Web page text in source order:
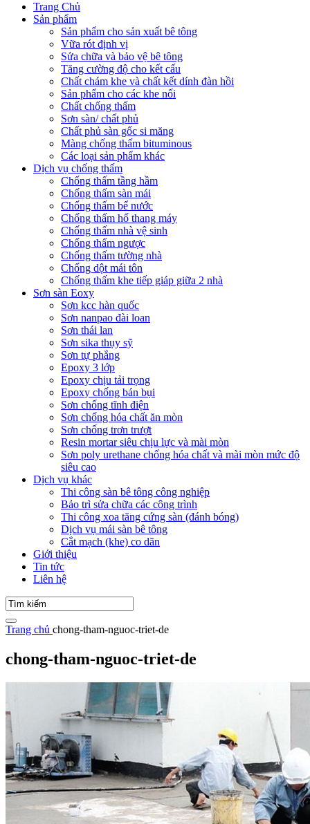
Trang Chủ
Sản phẩm
Sản phẩm cho sản xuất bê tông
Vữa rót định vị
Sửa chữa và bảo vệ bê tông
Tăng cường độ cho kết cấu
Chất chám khe và chất kết dính đàn hồi
Sản phẩm cho các khe nối
Chất chống thấm
Sơn sàn/ chất phủ
Chất phủ sàn gốc si măng
Màng chống thấm bituminous
Các loại sản phẩm khác
Dịch vụ chống thấm
Chống thấm tầng hầm
Chống thấm sàn mái
Chống thấm bể nước
Chống thấm hố thang máy
Chống thấm nhà vệ sinh
Chống thấm ngược
Chống thấm tường nhà
Chống dột mái tôn
Chống thấm khe tiếp giáp giữa 2 nhà
Sơn sàn Eoxy
Sơn kcc hàn quốc
Sơn nanpao đài loan
Sơn thái lan
Sơn sika thụy sỹ
Sơn tự phẳng
Epoxy 3 lớp
Epoxy chịu tải trọng
Epoxy chống bán bụi
Sơn chống tĩnh điện
Sơn chống hóa chất ăn mòn
Sơn chống trơn trượt
Resin mortar siêu chịu lực và mài mòn
Sơn poly urethane chống hóa chất và mài mòn mức độ
siêu cao
Dịch vụ khác
Thi công sàn bê tông công nghiệp
Bảo trì sửa chữa các công trình
Thi công xoa tăng cứng sàn (đánh bóng)
Dịch vụ mái sàn bê tông
Cắt mạch (khe) co dãn
Giới thiệu
Tin tức
Liên hệ
Trang chủ chong-tham-nguoc-triet-de
chong-tham-nguoc-triet-de